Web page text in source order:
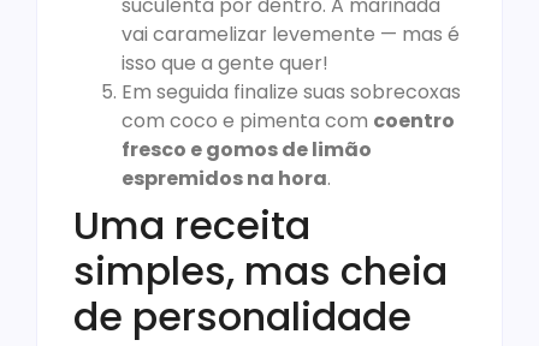
suculenta por dentro. A marinada
vai caramelizar levemente — mas é
isso que a gente quer!
Em seguida finalize suas sobrecoxas
com coco e pimenta com coentro
fresco e gomos de limão
espremidos na hora.
Uma receita
simples, mas cheia
de personalidade